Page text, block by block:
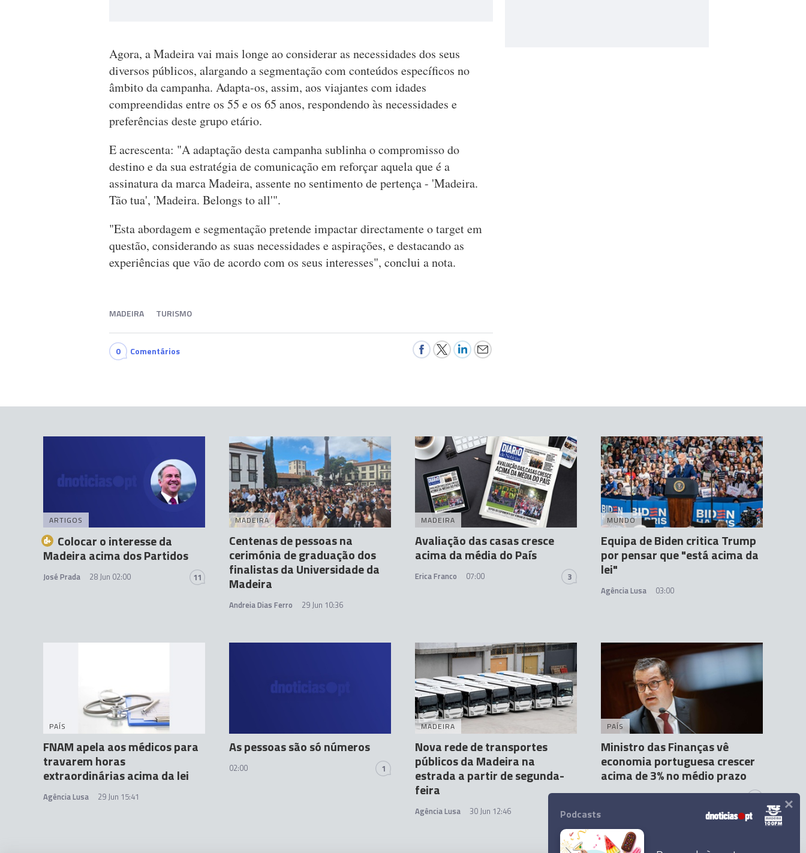
Agora, a Madeira vai mais longe ao considerar as necessidades dos seus
diversos públicos, alargando a segmentação com conteúdos específicos no
âmbito da campanha. Adapta-os, assim, aos viajantes com idades
compreendidas entre os 55 e os 65 anos, respondendo às necessidades e
preferências deste grupo etário.
E acrescenta: "A adaptação desta campanha sublinha o compromisso do
destino e da sua estratégia de comunicação em reforçar aquela que é a
assinatura da marca Madeira, assente no sentimento de pertença - 'Madeira.
Tão tua', 'Madeira. Belongs to all'".
"Esta abordagem e segmentação pretende impactar directamente o target em
questão, considerando as suas necessidades e aspirações, e destacando as
experiências que vão de acordo com os seus interesses", conclui a nota.
MADEIRA TURISMO
0 Comentários
ARTIGOS
Colocar o interesse da
Madeira acima dos Partidos
José Prada 28 Jun 02:00 11
MADEIRA
Centenas de pessoas na
cerimónia de graduação dos
finalistas da Universidade da
Madeira
Andreia Dias Ferro 29 Jun 10:36
MADEIRA
Avaliação das casas cresce
acima da média do País
Erica Franco 07:00 3
MUNDO
Equipa de Biden critica Trump
por pensar que "está acima da
lei"
Agência Lusa 03:00
PAÍS
FNAM apela aos médicos para
travarem horas
extraordinárias acima da lei
Agência Lusa 29 Jun 15:41
As pessoas são só números
02:00 1
MADEIRA
Nova rede de transportes
públicos da Madeira na
estrada a partir de segunda-
feira
Agência Lusa 30 Jun 12:46 1
PAÍS
Ministro das Finanças vê
economia portuguesa crescer
acima de 3% no médio prazo
Agência Lusa 28 Jun 10:35
Podcasts ×